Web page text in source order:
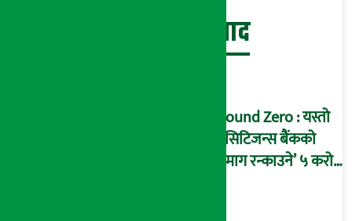
बेथिति मुर्दाबाद
Ground Zero : यस्तो
छ सिटिजन्स बैंकको
‘दिमाग रन्काउने’ ५ करोड